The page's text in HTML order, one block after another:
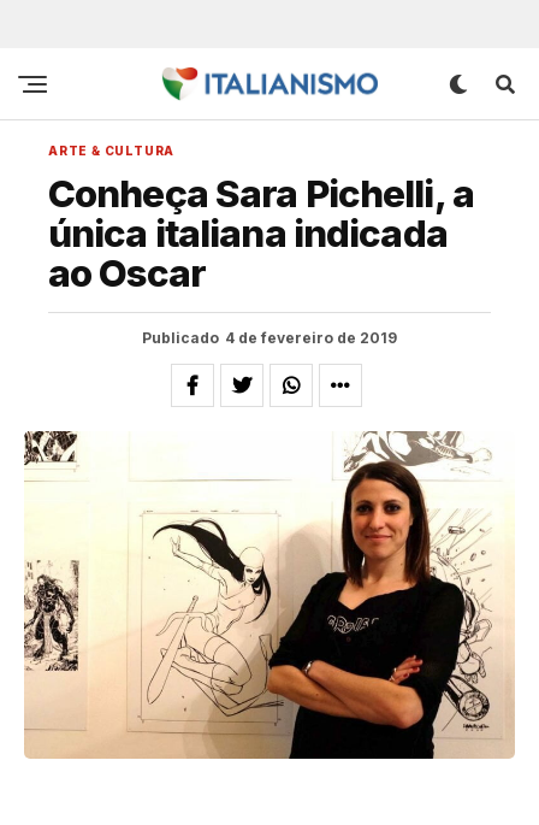
ARTE & CULTURA
Conheça Sara Pichelli, a
única italiana indicada
ao Oscar
Publicado 4 de fevereiro de 2019